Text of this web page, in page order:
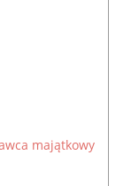
majątkowy